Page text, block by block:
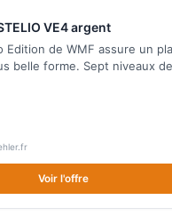
VE4 argent
Edition de WMF assure un
belle forme. Sept niveaux de
Voir l'offre